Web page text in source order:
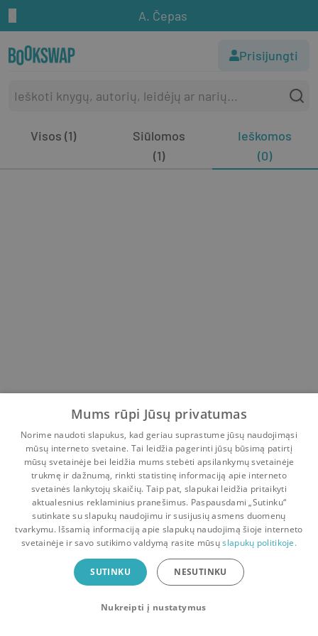
A. Čepas
Prisijungti
Visos (1)
Siūlomos
(1)
Ieškomos
(0)
Pradinis Krepšelis Pokalbiai Pranešimai Paskyra
Bookswap programėlė
Mainykis knygomis dar patogiau!
Uždaryti
Mums rūpi Jūsų privatumas
Norime naudoti slapukus, kad geriau suprastume jūsų naudojimąsi
mūsų interneto svetaine. Tai leidžia pagerinti jūsų būsimą patirtį
mūsų svetainėje bei leidžia mums stebėti apsilankymų svetainėje
trukmę ir dažnumą, rinkti statistinę informaciją apie interneto
svetainės lankytojų skaičių. Taip pat, slapukai leidžia pritaikyti
aktualesnius reklaminius pranešimus. Paspausdami „Sutinku“
sutinkate su slapukų naudojimu ir susijusių asmens duomenų
tvarkymu. Išsamią informaciją apie slapukų naudojimą šioje interneto
svetainėje ir savo sutikimo valdymą rasite mūsųslapukų politikoje.
SUTINKU NESUTINKU
Nukreipti į nustatymus